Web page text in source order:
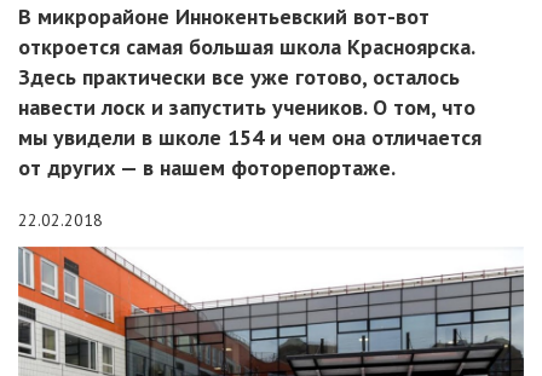
В микрорайоне Иннокентьевский вот-вот
откроется самая большая школа Красноярска.
Здесь практически все уже готово, осталось
навести лоск и запустить учеников. О том, что
мы увидели в школе 154 и чем она отличается
от других — в нашем фоторепортаже.
22.02.2018